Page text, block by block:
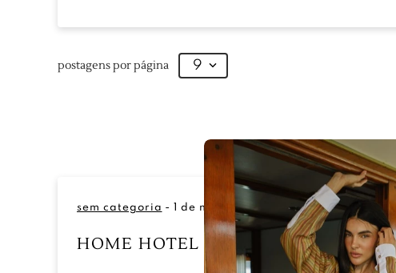
postagens por página 9
sem categoria -1 de novembro de 2023-
HOME HOTEL